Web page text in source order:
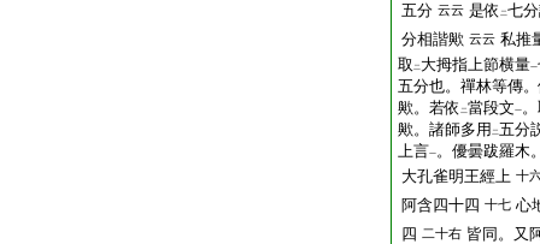
五分 云云 是依 二七
分相諧歟 云云 私推
取 二 大拇指上節横量一
五分也。禪林等傳
歟。若依 二當段文一
歟。諸師多用 二五分
上言一。優曇跋羅木
大孔雀明王經上 十
阿含四十四 十七 心
四 二十右 皆同。又